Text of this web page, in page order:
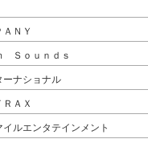
ＮＹ
Ｓｏｕｎｄｓ
ーナショナル
ＡＸ
ルエンタテインメント